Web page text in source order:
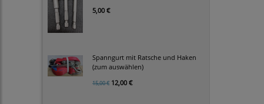
5,00 €
Spanngurt mit Ratsche und Haken
(zum auswählen)
15,00 € 12,00 €